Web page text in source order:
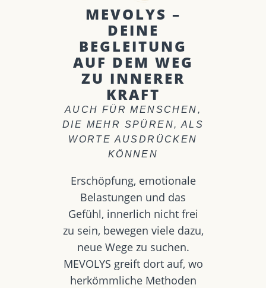
MEVOLYS –
DEINE
BEGLEITUNG
AUF DEM WEG
ZU INNERER
KRAFT
AUCH FÜR MENSCHEN,
DIE MEHR SPÜREN, ALS
WORTE AUSDRÜCKEN
KÖNNEN
Erschöpfung, emotionale
Belastungen und das
Gefühl, innerlich nicht frei
zu sein, bewegen viele dazu,
neue Wege zu suchen.
MEVOLYS greift dort auf, wo
herkömmliche Methoden